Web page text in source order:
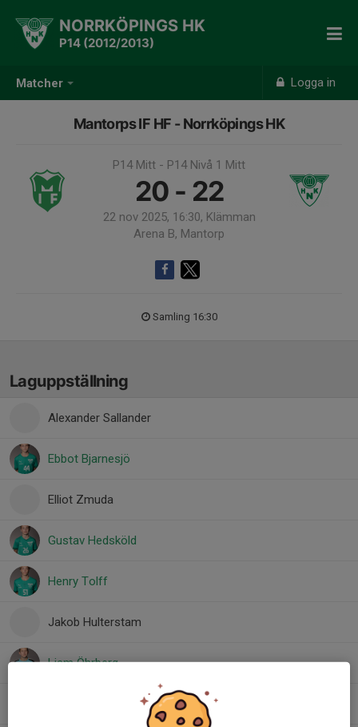
Matcher Logga in
NORRKÖPINGS HK
P14 (2012/2013)
Mantorps IF HF - Norrköpings HK
P14 Mitt - P14 Nivå 1 Mitt
20 - 22
22 nov 2025, 16:30, Klämman
Arena B, Mantorp
Samling 16:30
Laguppställning
Alexander Sallander
Ebbot Bjarnesjö
Elliot Zmuda
Gustav Hedsköld
Henry Tolff
Jakob Hulterstam
Liam Öhrberg